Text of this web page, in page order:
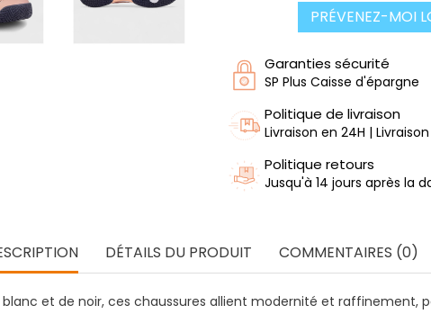
PRÉVENEZ-MOI
Garanties sécurité
SP Plus Caisse d'épargne
Politique de livraison
Livraison en 24H |
Politique retours
Jusqu'à 14 jours après la
DÉTAILS DU PRODUIT COMMENTAIRES (0)
et de noir, ces chaussures allient modernité et raffinement,